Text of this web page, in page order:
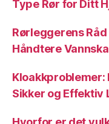
Type Rør for Ditt
Rørleggerens
Håndtere
Sikker og Effektiv